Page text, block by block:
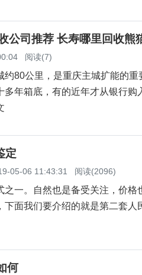
公司推荐 长寿哪里回收熊
阅读(7)
约80公里，是重庆主城扩能的
多年箱底，有的近年才从银行
定
05-06 11:43:31 阅读(2096)
之一。自然也是备受关注，价格
面我们要介绍的就是第二套人
何